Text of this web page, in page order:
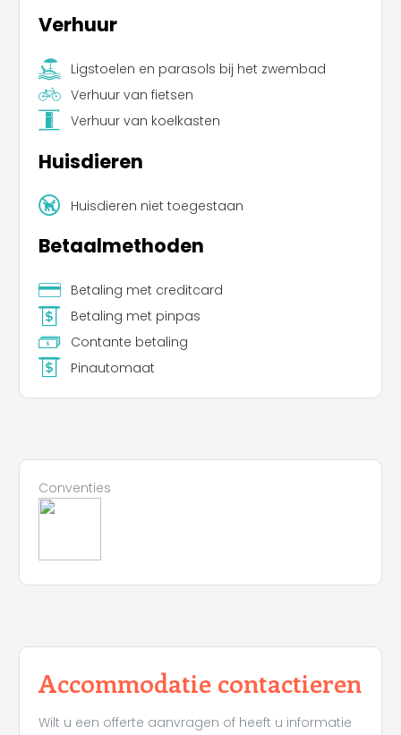
Verhuur
Ligstoelen en parasols bij het zwembad
Verhuur van fietsen
Verhuur van koelkasten
Huisdieren
Huisdieren niet toegestaan
Betaalmethoden
Betaling met creditcard
Betaling met pinpas
Contante betaling
Pinautomaat
Conventies
Accommodatie contactieren
Wilt u een offerte aanvragen of heeft u informatie